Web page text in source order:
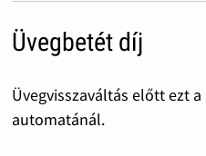
Üvegbetét díj
Üvegvisszaváltás előtt ezt
automatánál.